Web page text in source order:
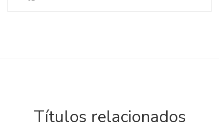
Títulos relacionados